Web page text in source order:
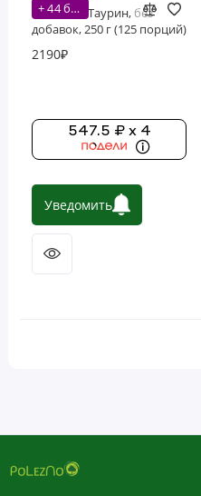
+ 44 бонусов
Nutricost, Таурин, без
добавок, 250 г (125 порций)
2190₽
547.5 ₽ x 4
Уведомить